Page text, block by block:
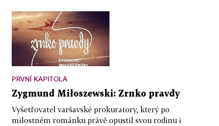
PRVNÍ KAPITOLA
Zygmund Miłoszewski: Zrnko pravdy
Vyšetřovatel varšavské prokuratory, který po
milostném románku právě opustil svou rodinu i